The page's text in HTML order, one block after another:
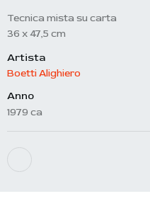
Tecnica mista su carta
36 x 47,5 cm
Artista
Boetti Alighiero
Anno
1979 ca